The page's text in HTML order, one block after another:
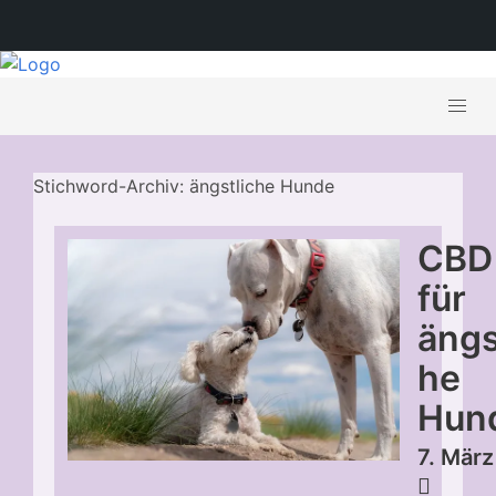
Stichword-Archiv: ängstliche Hunde
für
he
7.